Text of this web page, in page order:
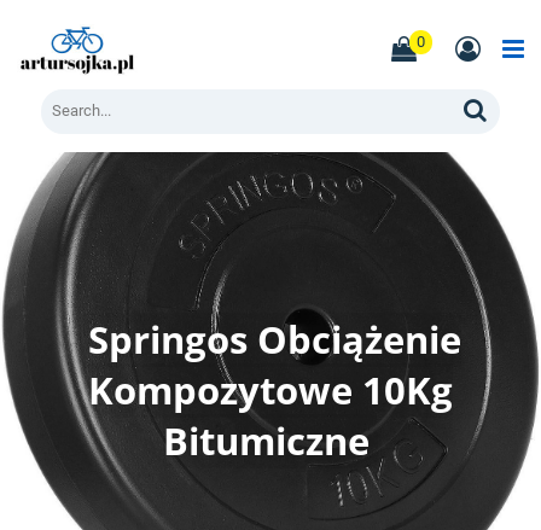
content
0
Springos Obciążenie
Kompozytowe 10Kg
Bitumiczne